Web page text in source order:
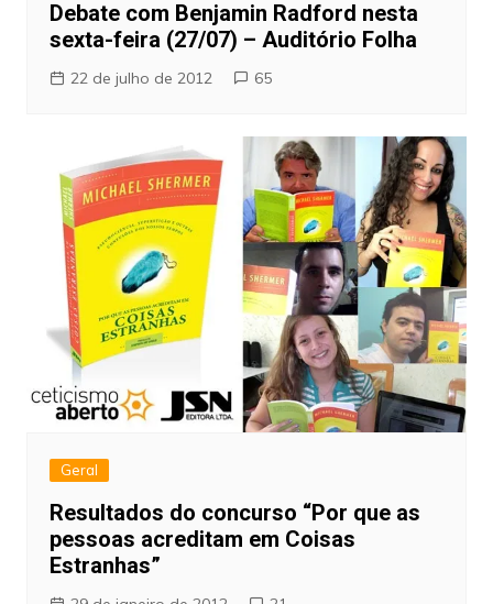
Debate com Benjamin Radford nesta
sexta-feira (27/07) – Auditório Folha
22 de julho de 2012 65
Geral
Resultados do concurso “Por que as
pessoas acreditam em Coisas
Estranhas”